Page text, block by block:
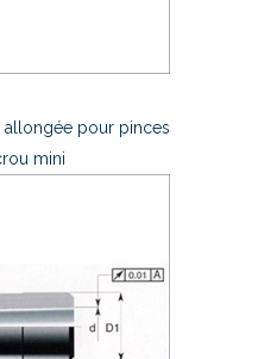
allongée pour pinces
mini